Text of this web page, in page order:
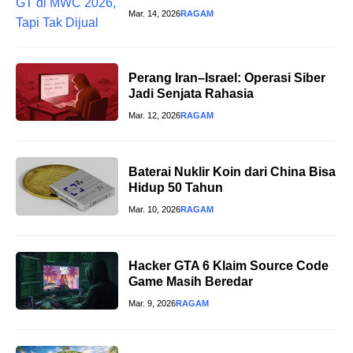
Mar. 14, 2026RAGAM
Perang Iran–Israel: Operasi Siber
Jadi Senjata Rahasia
Mar. 12, 2026RAGAM
Baterai Nuklir Koin dari China Bisa
Hidup 50 Tahun
Mar. 10, 2026RAGAM
Hacker GTA 6 Klaim Source Code
Game Masih Beredar
Mar. 9, 2026RAGAM